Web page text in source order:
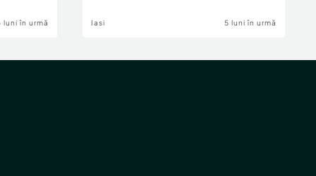
luni în urmă Iasi 5 luni în urmă